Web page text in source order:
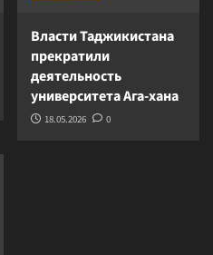
Власти Таджикистана
прекратили
деятельность
университета Ага-хана
18.05.2026 0